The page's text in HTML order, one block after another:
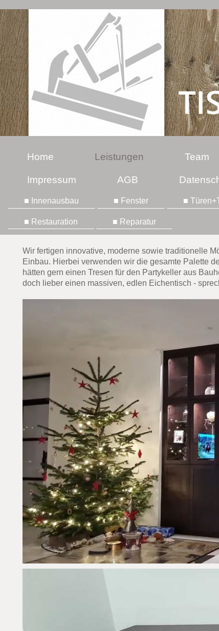
Home Leistungen Team
Impressum AGB
■ Innenausbau ■ Fenster ■
■ Restauration ■ Reparatur
Wir fertigen innovative, moderne sowie traditionelle
Einbau. Hierbei verwenden wir die gesamte Palette
hätten gern einen Tresen für den Partykeller aus
doch lieber einen massiven, edlen Eichentisch -